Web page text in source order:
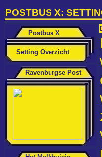
POSTBUS X:
Postbus X
Setting Overzicht
Ravenburgse Post